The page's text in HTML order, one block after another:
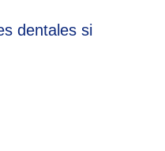
dentales si